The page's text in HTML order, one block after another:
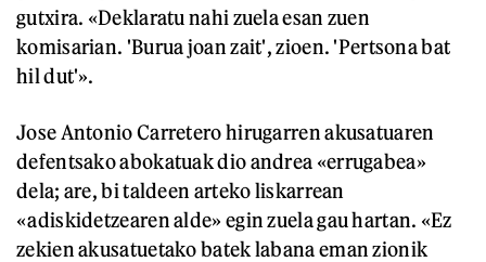
gutxira. «Deklaratu nahi zuela esan zuen
komisarian. 'Burua joan zait', zioen. 'Pertsona bat
hil dut'».
Jose Antonio Carretero hirugarren akusatuaren
defentsako abokatuak dio andrea «errugabea»
dela; are, bi taldeen arteko liskarrean
«adiskidetzearen alde» egin zuela gau hartan. «Ez
zekien akusatuetako batek labana eman zionik